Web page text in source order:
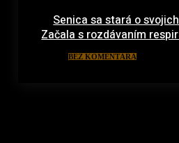
Senica sa stará o
Začala s rozdávaním
BEZ KOMENTÁRA